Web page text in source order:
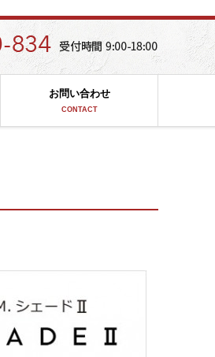
お問い合わせ
CONTACT